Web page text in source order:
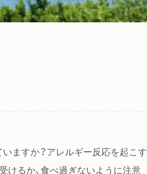
ますか？アレルギー反応を起こす
けるか、食べ過ぎないように注意